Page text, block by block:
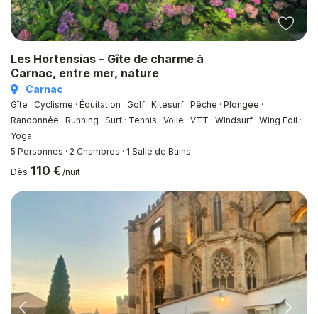
Les Hortensias – Gîte de charme à
Carnac, entre mer, nature
Carnac
Gîte · Cyclisme · Équitation · Golf · Kitesurf · Pêche · Plongée ·
Randonnée · Running · Surf · Tennis · Voile · VTT · Windsurf · Wing Foil ·
Yoga
5 Personnes · 2 Chambres · 1 Salle de Bains
Dès 110 €/nuit